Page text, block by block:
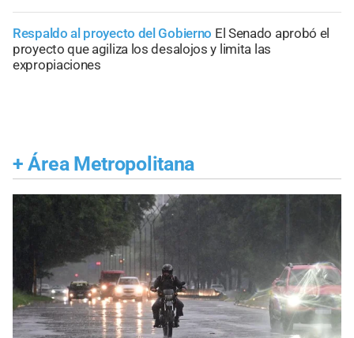
Respaldo al proyecto del Gobierno El Senado aprobó el
proyecto que agiliza los desalojos y limita las
expropiaciones
+ Área Metropolitana